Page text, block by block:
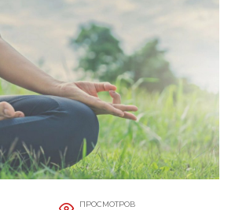
ПРОСМОТРОВ